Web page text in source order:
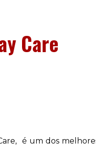
Care
é um dos